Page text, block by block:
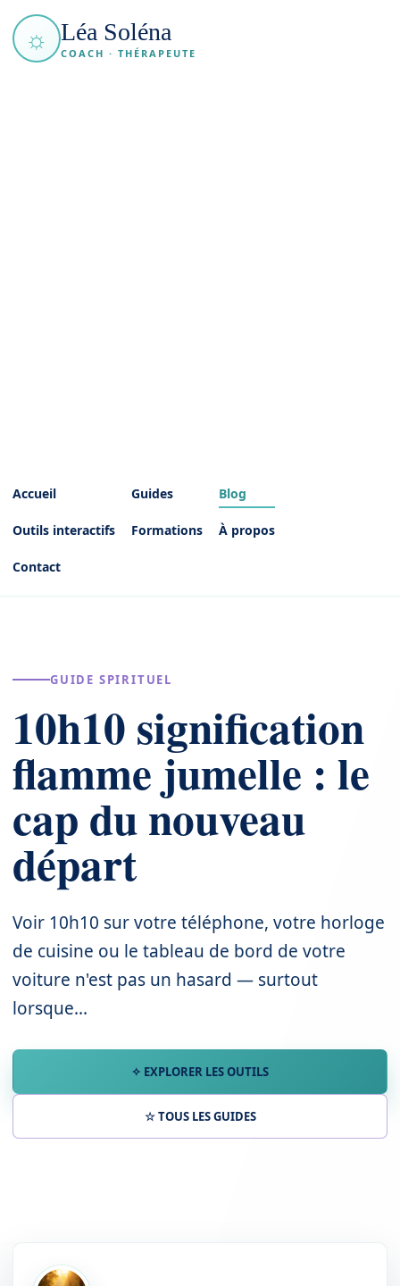
☼ Léa Soléna
COACH · THÉRAPEUTE
Accueil Guides Blog
Outils interactifs Formations À propos
Contact
GUIDE SPIRITUEL
10h10 signification
flamme jumelle : le
cap du nouveau
départ
Voir 10h10 sur votre téléphone, votre horloge
de cuisine ou le tableau de bord de votre
voiture n'est pas un hasard — surtout
lorsque...
✧ EXPLORER LES OUTILS
☆ TOUS LES GUIDES